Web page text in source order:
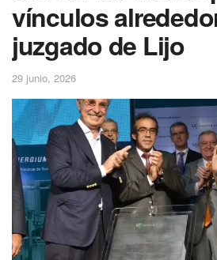
vínculos
juzgado de Lijo
29 junio, 2026